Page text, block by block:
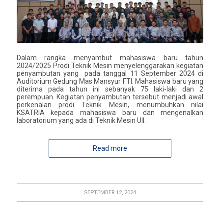
Dalam rangka menyambut mahasiswa baru tahun
2024/2025 Prodi Teknik Mesin menyelenggarakan kegiatan
penyambutan yang pada tanggal 11 September 2024 di
Auditorium Gedung Mas Mansyur FTI. Mahasiswa baru yang
diterima pada tahun ini sebanyak 75 laki-laki dan 2
perempuan. Kegiatan penyambutan tersebut menjadi awal
perkenalan prodi Teknik Mesin, menumbuhkan nilai
KSATRIA kepada mahasiswa baru dan mengenalkan
laboratorium yang ada di Teknik Mesin UII.
Read more
SEPTEMBER 12, 2024